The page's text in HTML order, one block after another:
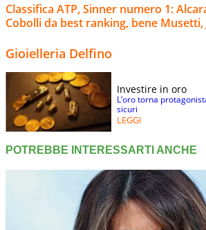
Classifica ATP, Sinner numero 1:
Cobolli da best ranking, bene
Gioielleria Delfino
Investire in oro
L’oro torna
sicuri
LEGGI